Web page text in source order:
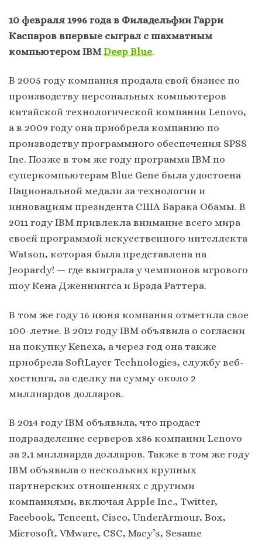
10 февраля 1996 года в Филадельфии Гарри
Каспаров впервые сыграл с шахматным
компьютером IBMDeep Blue.
В 2005 году компания продала свой бизнес по
производству персональных компьютеров
китайской технологической компании Lenovo,
а в 2009 году она приобрела компанию по
производству программного обеспечения SPSS
Inc. Позже в том же году программа IBM по
суперкомпьютерам Blue Gene была удостоена
Национальной медали за технологии и
инновациям президента США Барака Обамы. В
2011 году IBM привлекла внимание всего мира
своей программой искусственного интеллекта
Watson, которая была представлена ​​на
Jeopardy! — где выиграла у чемпионов игрового
шоу Кена Дженнингса и Брэда Раттера.
В том же году 16 июня компания отметила свое
100-летие. В 2012 году IBM объявила о согласии
на покупку Kenexa, а через год она также
приобрела SoftLayer Technologies, службу веб-
хостинга, за сделку на сумму около 2
миллиардов долларов.
В 2014 году IBM объявила, что продаст
подразделение серверов x86 компании Lenovo
за 2,1 миллиарда долларов. Также в том же году
IBM объявила о нескольких крупных
партнерских отношениях с другими
компаниями, включая Apple Inc., Twitter,
Facebook, Tencent, Cisco, UnderArmour, Box,
Microsoft, VMware, CSC, Macy’s, Sesame